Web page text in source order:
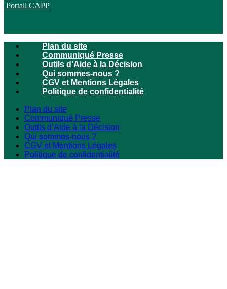
Portail CAPP
Plan du site
Communiqué Presse
Outils d’Aide à la Décision
Qui sommes-nous ?
CGV et Mentions Légales
Politique de confidentialité
Plan du site
Communiqué Presse
Outils d’Aide à la Décision
Qui sommes-nous ?
CGV et Mentions Légales
Politique de confidentialité